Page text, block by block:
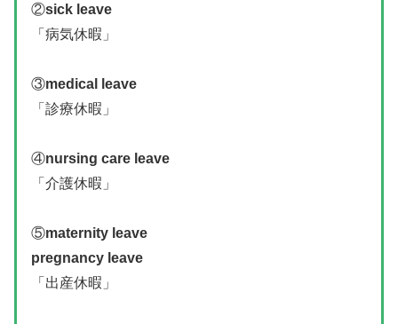
②sick leave
「病気休暇」
③medical leave
「診療休暇」
④nursing care leave
「介護休暇」
⑤maternity leave
pregnancy leave
「出産休暇」